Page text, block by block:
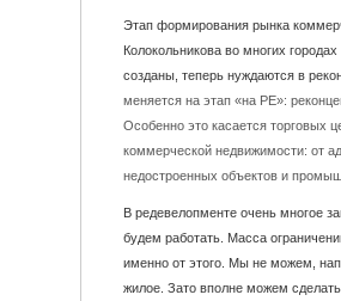
Этап формирования рынка
Колокольникова во многих
созданы, теперь нуждаются в
меняется на этап «на РЕ»:
Особенно это касается торговых
коммерческой недвижимости: от
недостроенных объектов и
В редевелопменте очень многое
будем работать. Масса
именно от этого. Мы не можем,
жилое. Зато вполне можем